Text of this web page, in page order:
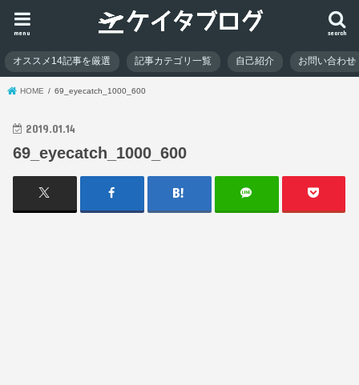
search
menu
オススメ14記事を厳選 記事カテゴリ一覧 自己紹介 お問い合わせ
HOME 69_eyecatch_1000_600
2019.01.14
69_eyecatch_1000_600